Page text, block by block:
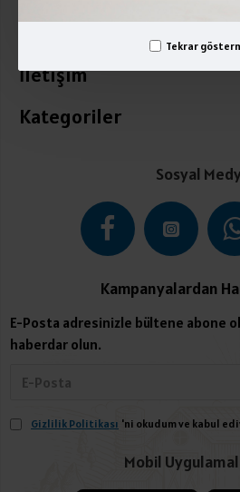
Tekrar
İletişim
Kategoriler
Sosyal
Kampanyalardan
E-Posta adresinizle bültene abone
haberdar olun.
Gizlilik Politikası 'ni okudum ve kabul
Mobil